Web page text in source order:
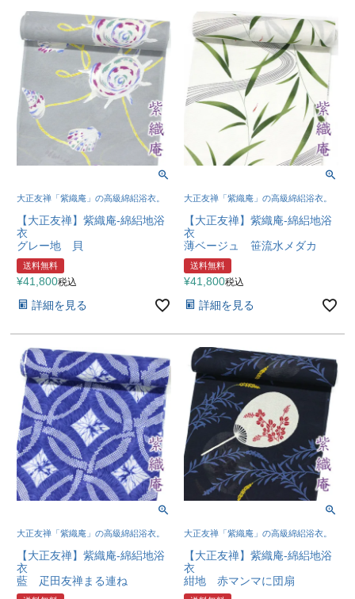
大正友禅「紫織庵」の高級綿絽浴衣。
【大正友禅】紫織庵-綿絽地浴
衣
グレー地 貝
送料無料
¥41,800税込
詳細を見る
大正友禅「紫織庵」の高級綿絽浴衣。
【大正友禅】紫織庵-綿絽地浴
衣
薄ベージュ 笹流水メダカ
送料無料
¥41,800税込
詳細を見る
大正友禅「紫織庵」の高級綿絽浴衣。
【大正友禅】紫織庵-綿絽地浴
衣
藍 疋田友禅まる連ね
大正友禅「紫織庵」の高級綿絽浴衣。
【大正友禅】紫織庵-綿絽地浴
衣
紺地 赤マンマに団扇